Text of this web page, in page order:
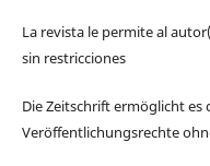
La revista le permite al
sin restricciones
Die Zeitschrift ermöglicht
Veröffentlichungsrechte